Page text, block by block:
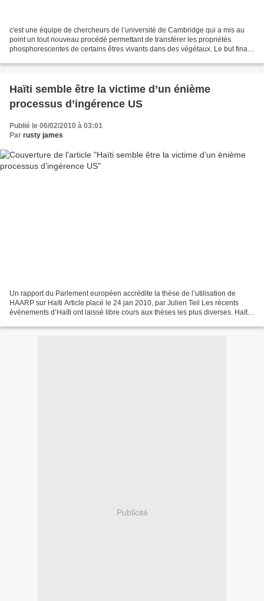
c'est une équipe de chercheurs de l’université de Cambridge qui a mis au
point un tout nouveau procédé permettant de transférer les propriétés
phosphorescentes de certains êtres vivants dans des végétaux. Le but final,
Haïti semble être la victime d’un énième
processus d’ingérence US
Publié le 06/02/2010 à 03:01
Par rusty james
Un rapport du Parlement européen accrédite la thèse de l’utilisation de
HAARP sur Haïti Article placé le 24 jan 2010, par Julien Teil Les récents
évènements d’Haïti ont laissé libre cours aux thèses les plus diverses. Haïti
Publicité